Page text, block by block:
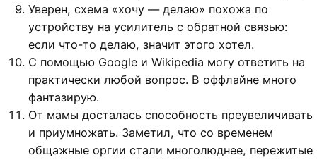
Уверен, схема «хочу — делаю» похожа по
устройству на усилитель с обратной связью:
если что-то делаю, значит этого хотел.
С помощью Google и Wikipedia могу ответить на
практически любой вопрос. В оффлайне много
фантазирую.
От мамы досталась способность преувеличивать
и приумножать. Заметил, что со временем
общажные оргии стали многолюднее, пережитые